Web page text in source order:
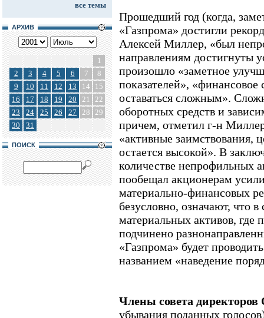
все темы
АРХИВ
1
2
3 4 5 6 7
8
9
10 11 12 13 14
15
16
17 18 19 20 21
22
23
24 25 26 27 28 29
30
31
ПОИСК
Прошедший год (когда,
«Газпрома» достигли
Алексей Миллер, «был
направлениям достигнуты
произошло «заметное
показателей», «финансовое
оставаться сложным».
оборотных средств и
причем, отметил г-н
«активные заимствования,
остается высокой». В
количестве непрофильных
пообещал акционерам
материально-финансовых
безусловно, означают, что
материальных активов, где
подчинено
«Газпрома» будет
названием «наведение
Члены совета
убывания поданных